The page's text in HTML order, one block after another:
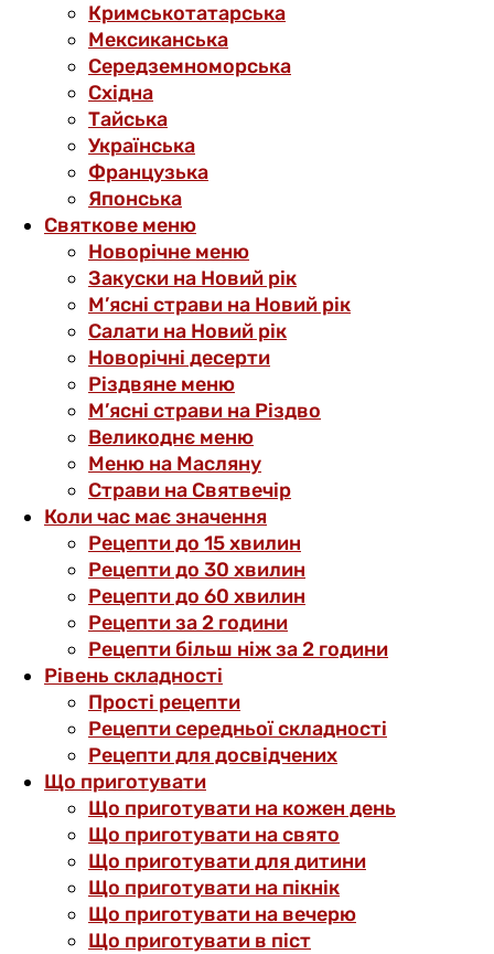
Кримськотатарська
Мексиканська
Середземноморська
Східна
Тайська
Українська
Французька
Японська
Святкове меню
Новорічне меню
Закуски на Новий рік
М’ясні страви на Новий рік
Салати на Новий рік
Новорічні десерти
Різдвяне меню
М’ясні страви на Різдво
Великоднє меню
Меню на Масляну
Страви на Святвечір
Коли час має значення
Рецепти до 15 хвилин
Рецепти до 30 хвилин
Рецепти до 60 хвилин
Рецепти за 2 години
Рецепти більш ніж за 2 години
Рівень складності
Прості рецепти
Рецепти середньої складності
Рецепти для досвідчених
Що приготувати
Що приготувати на кожен день
Що приготувати на свято
Що приготувати для дитини
Що приготувати на пікнік
Що приготувати на вечерю
Що приготувати в піст